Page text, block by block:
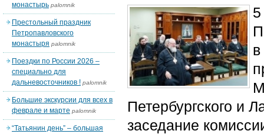
Петербургского и
заседание
монастырь palomnik
Престольный праздник
Петропавловского
монастыря palomnik
Поездки по России 2026 –
специально для
дальневосточников ! palomnik
Большие экскурсии для всех в
феврале и марте palomnik
“Татьянин день” – большая